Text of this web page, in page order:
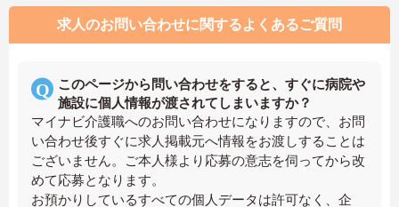
求人のお問い合わせに関するよくあるご質問
このページから問い合わせをすると、すぐに病院や
施設に個人情報が渡されてしまいますか？
マイナビ介護職へのお問い合わせになりますので、お問
い合わせ後すぐに求人掲載元へ情報をお渡しすることは
ございません。ご本人様より応募の意志を伺ってから改
めて応募となります。
お預かりしているすべての個人データは許可なく、企